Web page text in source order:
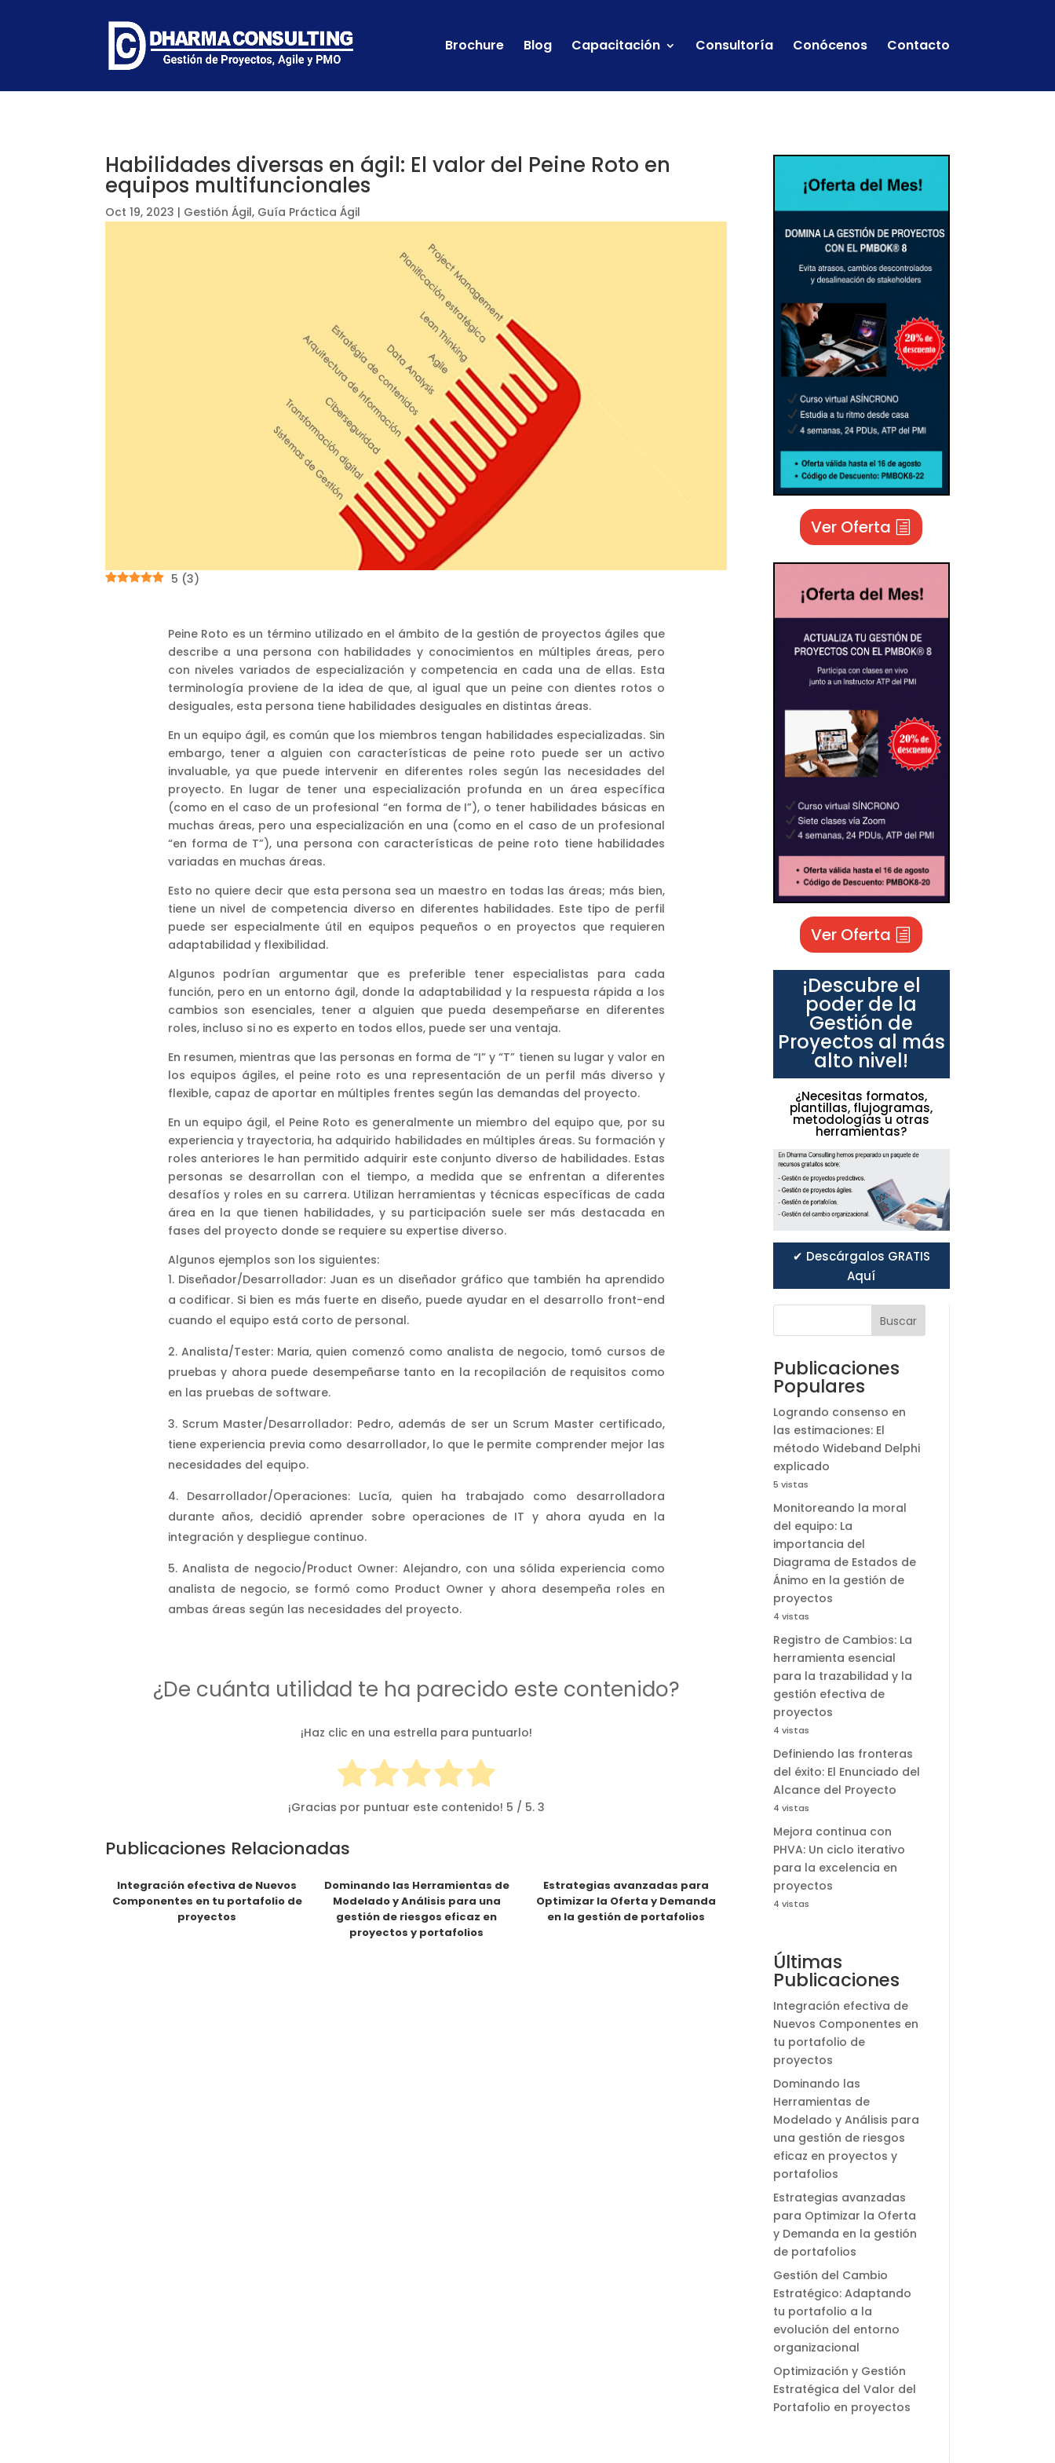
Brochure Blog Capacitación Consultoría Conócenos Contacto
Habilidades diversas en ágil: El valor del Peine Roto en
equipos multifuncionales
Oct 19, 2023 | Gestión Ágil, Guía Práctica Ágil
5 (3)
Peine Roto es un término utilizado en el ámbito de la gestión de proyectos ágiles que
describe a una persona con habilidades y conocimientos en múltiples áreas, pero
con niveles variados de especialización y competencia en cada una de ellas. Esta
terminología proviene de la idea de que, al igual que un peine con dientes rotos o
desiguales, esta persona tiene habilidades desiguales en distintas áreas.
En un equipo ágil, es común que los miembros tengan habilidades especializadas. Sin
embargo, tener a alguien con características de peine roto puede ser un activo
invaluable, ya que puede intervenir en diferentes roles según las necesidades del
proyecto. En lugar de tener una especialización profunda en un área específica
(como en el caso de un profesional “en forma de I”), o tener habilidades básicas en
muchas áreas, pero una especialización en una (como en el caso de un profesional
“en forma de T”), una persona con características de peine roto tiene habilidades
variadas en muchas áreas.
Esto no quiere decir que esta persona sea un maestro en todas las áreas; más bien,
tiene un nivel de competencia diverso en diferentes habilidades. Este tipo de perfil
puede ser especialmente útil en equipos pequeños o en proyectos que requieren
adaptabilidad y flexibilidad.
Algunos podrían argumentar que es preferible tener especialistas para cada
función, pero en un entorno ágil, donde la adaptabilidad y la respuesta rápida a los
cambios son esenciales, tener a alguien que pueda desempeñarse en diferentes
roles, incluso si no es experto en todos ellos, puede ser una ventaja.
En resumen, mientras que las personas en forma de “I” y “T” tienen su lugar y valor en
los equipos ágiles, el peine roto es una representación de un perfil más diverso y
flexible, capaz de aportar en múltiples frentes según las demandas del proyecto.
En un equipo ágil, el Peine Roto es generalmente un miembro del equipo que, por su
experiencia y trayectoria, ha adquirido habilidades en múltiples áreas. Su formación y
roles anteriores le han permitido adquirir este conjunto diverso de habilidades. Estas
personas se desarrollan con el tiempo, a medida que se enfrentan a diferentes
desafíos y roles en su carrera. Utilizan herramientas y técnicas específicas de cada
área en la que tienen habilidades, y su participación suele ser más destacada en
fases del proyecto donde se requiere su expertise diverso.
Algunos ejemplos son los siguientes:
Diseñador/Desarrollador: Juan es un diseñador gráfico que también ha aprendido
a codificar. Si bien es más fuerte en diseño, puede ayudar en el desarrollo front-end
cuando el equipo está corto de personal.
Analista/Tester: Maria, quien comenzó como analista de negocio, tomó cursos de
pruebas y ahora puede desempeñarse tanto en la recopilación de requisitos como
en las pruebas de software.
Scrum Master/Desarrollador: Pedro, además de ser un Scrum Master certificado,
tiene experiencia previa como desarrollador, lo que le permite comprender mejor las
necesidades del equipo.
Desarrollador/Operaciones: Lucía, quien ha trabajado como desarrolladora
durante años, decidió aprender sobre operaciones de IT y ahora ayuda en la
integración y despliegue continuo.
Analista de negocio/Product Owner: Alejandro, con una sólida experiencia como
analista de negocio, se formó como Product Owner y ahora desempeña roles en
ambas áreas según las necesidades del proyecto.
¿De cuánta utilidad te ha parecido este contenido?
¡Haz clic en una estrella para puntuarlo!
¡Gracias por puntuar este contenido! 5 / 5. 3
Publicaciones Relacionadas
Integración efectiva de Nuevos
Componentes en tu portafolio de
proyectos
Dominando las Herramientas de
Modelado y Análisis para una
gestión de riesgos eficaz en
proyectos y portafolios
Estrategias avanzadas para
Optimizar la Oferta y Demanda
en la gestión de portafolios
Ver Oferta
Ver Oferta
¡Descubre el
poder de la
Gestión de
Proyectos al más
alto nivel!
¿Necesitas formatos,
plantillas, flujogramas,
metodologías u otras
herramientas?
✔ Descárgalos GRATIS
Aquí
Buscar
Publicaciones
Populares
Logrando consenso en
las estimaciones: El
método Wideband Delphi
explicado
5 vistas
Monitoreando la moral
del equipo: La
importancia del
Diagrama de Estados de
Ánimo en la gestión de
proyectos
4 vistas
Registro de Cambios: La
herramienta esencial
para la trazabilidad y la
gestión efectiva de
proyectos
4 vistas
Definiendo las fronteras
del éxito: El Enunciado del
Alcance del Proyecto
4 vistas
Mejora continua con
PHVA: Un ciclo iterativo
para la excelencia en
proyectos
4 vistas
Últimas
Publicaciones
Integración efectiva de
Nuevos Componentes en
tu portafolio de
proyectos
Dominando las
Herramientas de
Modelado y Análisis para
una gestión de riesgos
eficaz en proyectos y
portafolios
Estrategias avanzadas
para Optimizar la Oferta
y Demanda en la gestión
de portafolios
Gestión del Cambio
Estratégico: Adaptando
tu portafolio a la
evolución del entorno
organizacional
Optimización y Gestión
Estratégica del Valor del
Portafolio en proyectos